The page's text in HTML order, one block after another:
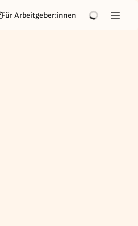
Für Arbeitgeber:innen